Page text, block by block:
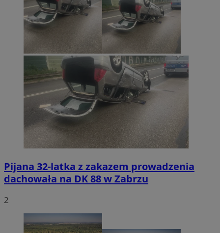
Pijana 32-latka z zakazem prowadzenia
dachowała na DK 88 w Zabrzu
2